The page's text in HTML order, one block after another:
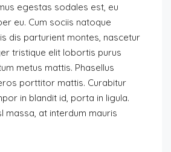
egestas sodales est, eu
eu. Cum sociis natoque
dis parturient montes, nascetur
tristique elit lobortis purus
metus mattis. Phasellus
porttitor mattis. Curabitur
in blandit id, porta in ligula.
massa, at interdum mauris